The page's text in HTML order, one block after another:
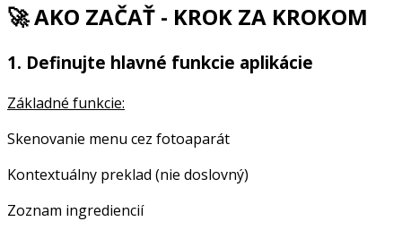
🚀 AKO ZAČAŤ - KROK ZA KROKOM
1. Definujte hlavné funkcie aplikácie
Základné funkcie:
Skenovanie menu cez fotoaparát
Kontextuálny preklad (nie doslovný)
Zoznam ingrediencií